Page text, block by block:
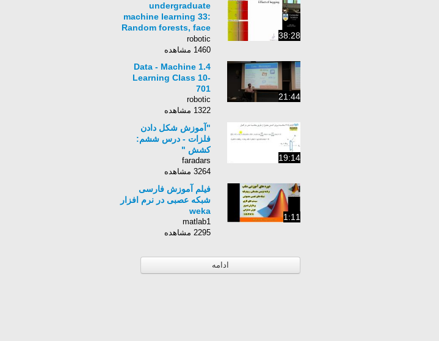
38:28
undergraduate
machine learning 33:
Random forests, face
detection and Kinect
robotic
1460 مشاهده
21:44
1.4 Data - Machine
Learning Class 10-
701
robotic
1322 مشاهده
19:14
"آموزش شکل دادن
فلزات - درس ششم:
کشش "
faradars
3264 مشاهده
1:11
فیلم آموزش فارسی
شبکه عصبی در نرم افزار
weka
matlab1
2295 مشاهده
ادامه